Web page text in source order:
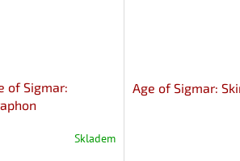
of Sigmar:
Skladem
Age of Sigmar: